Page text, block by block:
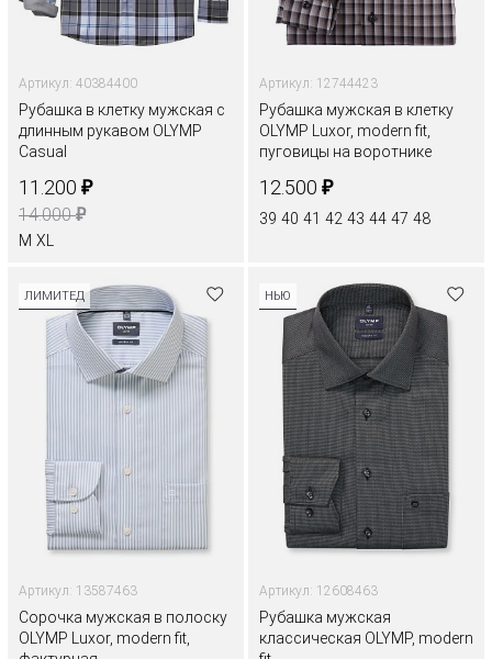
Артикул: 40384400
Рубашка в клетку мужская с
длинным рукавом OLYMP
Casual
11.200 ₽
14.000₽
M XL
Артикул: 12744423
Рубашка мужская в клетку
OLYMP Luxor, modern fit,
пуговицы на воротнике
12.500 ₽
39 40 41 42 43 44 47 48
ЛИМИТЕД
Артикул: 13587463
Сорочка мужская в полоску
OLYMP Luxor, modern fit,
НЬЮ
Артикул: 12608463
Рубашка мужская
классическая OLYMP, modern